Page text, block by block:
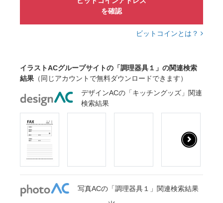
を確認
ビットコインとは？
イラストACグループサイトの「調理器具１」の関連検索
結果 （同じアカウントで無料ダウンロードできます）
デザインACの「キッチングッズ」関連
検索結果
写真ACの「調理器具１」関連検索結果